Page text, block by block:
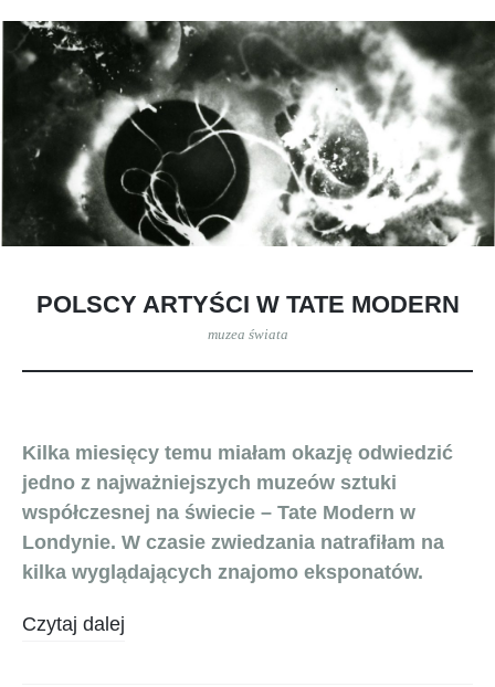
POLSCY ARTYŚCI W TATE MODERN
muzea świata
Kilka miesięcy temu miałam okazję odwiedzić
jedno z najważniejszych muzeów sztuki
współczesnej na świecie – Tate Modern w
Londynie. W czasie zwiedzania natrafiłam na
kilka wyglądających znajomo eksponatów.
Czytaj dalej